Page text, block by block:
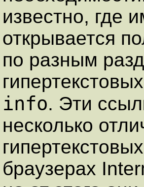
известно, где
открывается
по разным
info. Эти
несколько
браузерах